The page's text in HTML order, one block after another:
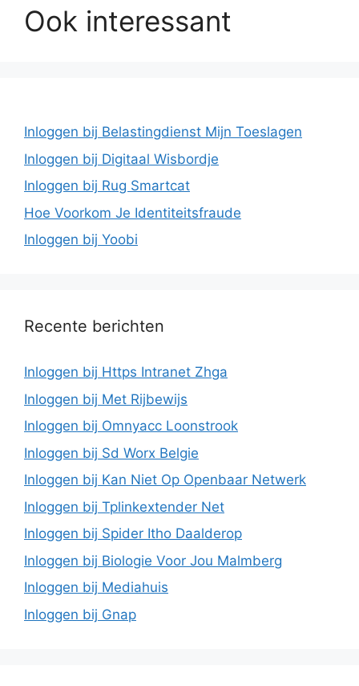
Ook interessant
Inloggen bij Belastingdienst Mijn Toeslagen
Inloggen bij Digitaal Wisbordje
Inloggen bij Rug Smartcat
Hoe Voorkom Je Identiteitsfraude
Inloggen bij Yoobi
Recente berichten
Inloggen bij Https Intranet Zhga
Inloggen bij Met Rijbewijs
Inloggen bij Omnyacc Loonstrook
Inloggen bij Sd Worx Belgie
Inloggen bij Kan Niet Op Openbaar Netwerk
Inloggen bij Tplinkextender Net
Inloggen bij Spider Itho Daalderop
Inloggen bij Biologie Voor Jou Malmberg
Inloggen bij Mediahuis
Inloggen bij Gnap